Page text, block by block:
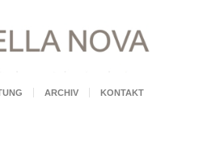
ARCHIV KONTAKT